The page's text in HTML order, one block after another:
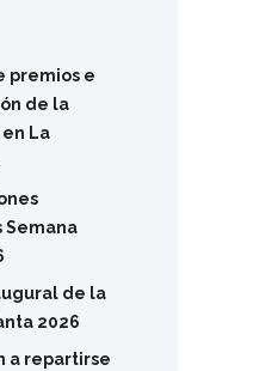
premios e
de la
La
de la
2026
a repartirse